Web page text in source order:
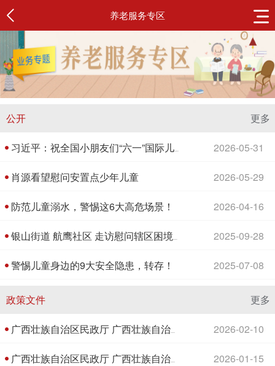
养老服务专区
公开 更多
习近平：祝全国小朋友们“六一”国际儿童节快乐 2026-05-31
肖源看望慰问安置点少年儿童 2026-05-29
防范儿童溺水，警惕这6大高危场景！ 2026-04-16
银山街道 航鹰社区 走访慰问辖区困境儿童 2025-09-28
警惕儿童身边的9大安全隐患，转存！ 2025-07-08
政策文件 更多
广西壮族自治区民政厅 广西壮族自治区财政厅 广西壮族自治区人力资源和社会保障厅关于印发《广西壮族自治区老年人能力评估实施办法（试行）》的通知 2026-02-10
广西壮族自治区民政厅 广西壮族自治区财政厅关于印发广西向中度以上失能老年人发放养老服务消费补贴项目实施方案的通知（桂民发〔2026〕2号） 2026-01-15